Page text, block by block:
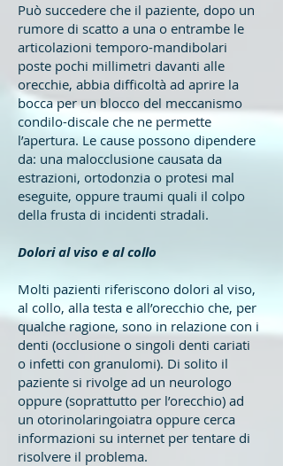
Può succedere che il paziente, dopo un
rumore di scatto a una o entrambe le
articolazioni temporo-mandibolari
poste pochi millimetri davanti alle
orecchie, abbia difficoltà ad aprire la
bocca per un blocco del meccanismo
condilo-discale che ne permette
l’apertura. Le cause possono dipendere
da: una malocclusione causata da
estrazioni, ortodonzia o protesi mal
eseguite, oppure traumi quali il colpo
della frusta di incidenti stradali.
Dolori al viso e al collo
Molti pazienti riferiscono dolori al viso,
al collo, alla testa e all’orecchio che, per
qualche ragione, sono in relazione con i
denti (occlusione o singoli denti cariati
o infetti con granulomi). Di solito il
paziente si rivolge ad un neurologo
oppure (soprattutto per l’orecchio) ad
un otorinolaringoiatra oppure cerca
informazioni su internet per tentare di
risolvere il problema.